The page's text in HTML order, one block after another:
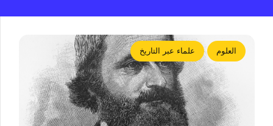
العلوم علماء عبر التاريخ